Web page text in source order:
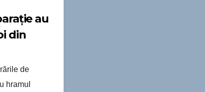
au
din
de
hramul